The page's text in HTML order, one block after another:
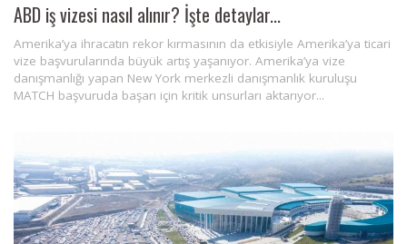
ABD iş vizesi nasıl alınır? İşte detaylar...
Amerika’ya ihracatın rekor kırmasının da etkisiyle Amerika’ya ticari
vize başvurularında büyük artış yaşanıyor. Amerika’ya vize
danışmanlığı yapan New York merkezli danışmanlık kuruluşu
MATCH başvuruda başarı için kritik unsurları aktarıyor...